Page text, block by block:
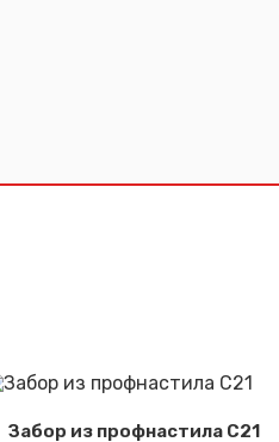
Забор из профнастила С21